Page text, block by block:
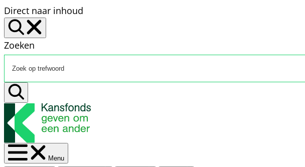
Direct naar inhoud
Zoeken
Menu